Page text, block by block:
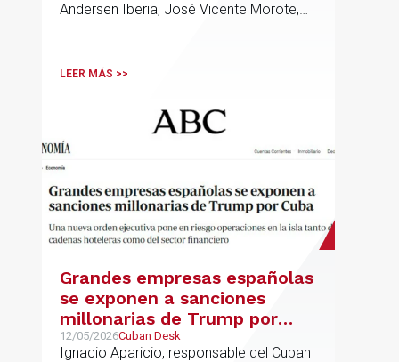
Andersen Iberia, José Vicente Morote,
entidades trabajarán para ayudar a las
gestionar con mayor seguridad jurídica
sus principales retos regulatorios.
LEER MÁS >>
Grandes empresas españolas
se exponen a sanciones
millonarias de Trump por
Cuba
12/05/2026Cuban Desk
Ignacio Aparicio, responsable del Cuban